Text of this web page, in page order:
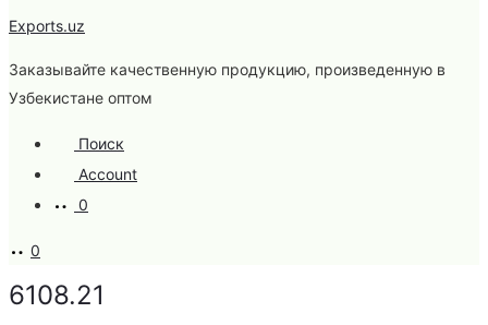
Exports.uz
Заказывайте качественную продукцию, произведенную в
Узбекистане оптом
Поиск
Account
0
0
6108.21